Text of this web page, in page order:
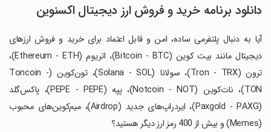
دانلود برنامه ‏خرید و فروش ارز دیجیتال اکسنوین
‏آیا به دنبال پلتفرمی ساده، امن و قابل اعتماد برای خرید و فروش ارزهای
دیجیتال مانند بیت ‌کوین (Bitcoin - BTC)، اتریوم (Ethereum - ETH)،
ترون (Tron - TRX)، سولانا (Solana - SOL)، تون‌کوین (Toncoin -
TON)، نات‌کوین (Notcoin - NOT)، پپه (PEPE - PEPE)، پاکس‌گلد
(Paxgold - PAXG)، ایردراپ‌های جدید (Airdrop)، میم‌کوین‌های محبوب
(Memes) و بیش از 400 رمز ارز دیگر هستید؟